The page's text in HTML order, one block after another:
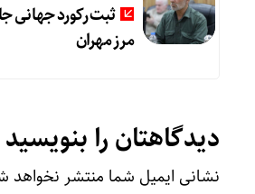
ثبت رکورد جهانی
مرز مهران
دیدگاهتان را بنویسید
نشانی ایمیل شما منتشر نخواهد